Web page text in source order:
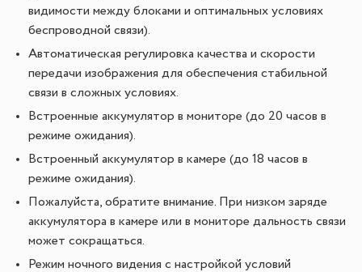
видимости между блоками и оптимальных условиях
беспроводной связи).
Автоматическая регулировка качества и скорости
передачи изображения для обеспечения стабильной
связи в сложных условиях.
Встроенные аккумулятор в мониторе (до 20 часов в
режиме ожидания).
Встроенный аккумулятор в камере (до 18 часов в
режиме ожидания).
Пожалуйста, обратите внимание. При низком заряде
аккумулятора в камере или в мониторе дальность связи
может сокращаться.
Режим ночного видения с настройкой условий